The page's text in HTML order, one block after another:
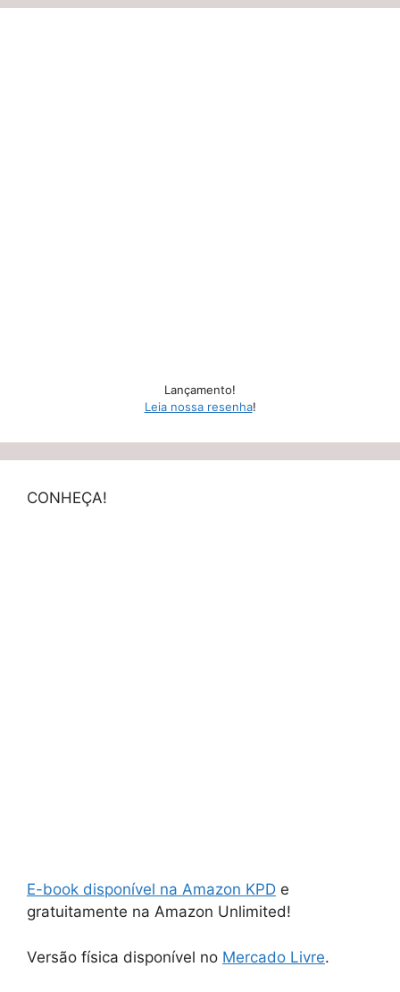
Lançamento!
Leia nossa resenha!
CONHEÇA!
E-book disponível na Amazon KPD e
gratuitamente na Amazon Unlimited!
Versão física disponível no Mercado Livre.